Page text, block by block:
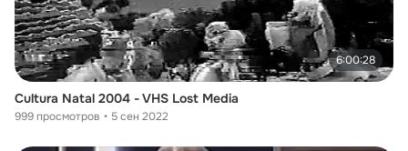
6:00:28
Cultura Natal 2004 - VHS Lost Media
999 просмотров 5 сен 2022